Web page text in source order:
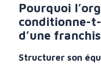
Pourquoi
conditionne-
d’une
Structurer son